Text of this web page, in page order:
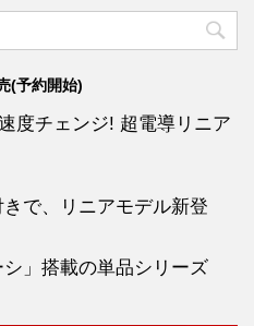
(予約開始)
度チェンジ! 超電導リニア
で、リニアモデル新登
」搭載の単品シリーズ